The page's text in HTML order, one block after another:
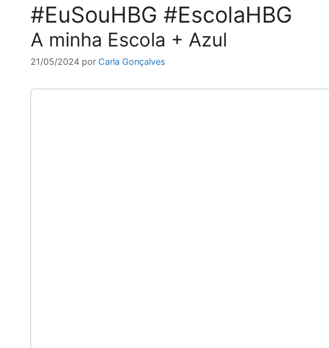
#EuSouHBG #EscolaHBG
A minha Escola + Azul
21/05/2024 por Carla Gonçalves